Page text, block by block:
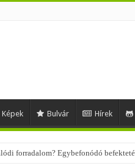
Képek Bulvár Hírek
meg, milyen stílusokhoz illenek!